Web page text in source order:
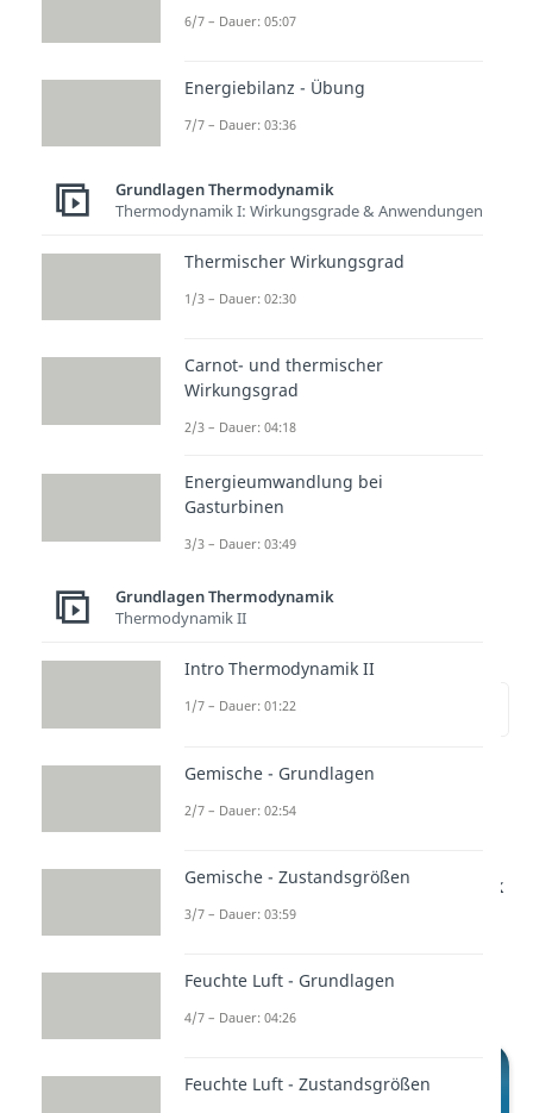
sich einelektrischer Heizstab
ausreichend für das Heizsystem
zu erwärmen.
Nichtsdestotrotz wird es zu einer
Leistungsminderungder Pumpe
kommen. Deshalb kann es auch
Hybridsystem
zu nutzen. Damit
wird gewährleistet, dass das
Beheizen im Winter
ausschließlichen Nutzen von
Wie funktioniert ein
Kühlschrank?
Jetzt weißt du, wie eine
Wärmepumpe funktioniert. Das
ganz ähnlich. Wie einKühlschrank
genau funktioniert
diesemVideodazu!
6/7 – Dauer: 05:07
Energiebilanz - Übung
7/7 – Dauer: 03:36
Grundlagen Thermodynamik
Thermodynamik I: Wirkungsgrade & Anwendungen
Thermischer Wirkungsgrad
1/3 – Dauer: 02:30
Carnot- und thermischer
Wirkungsgrad
2/3 – Dauer: 04:18
Energieumwandlung bei
Gasturbinen
3/3 – Dauer: 03:49
Grundlagen Thermodynamik
Thermodynamik II
Intro Thermodynamik II
1/7 – Dauer: 01:22
Gemische - Grundlagen
2/7 – Dauer: 02:54
Gemische - Zustandsgrößen
3/7 – Dauer: 03:59
Feuchte Luft - Grundlagen
4/7 – Dauer: 04:26
Feuchte Luft - Zustandsgrößen